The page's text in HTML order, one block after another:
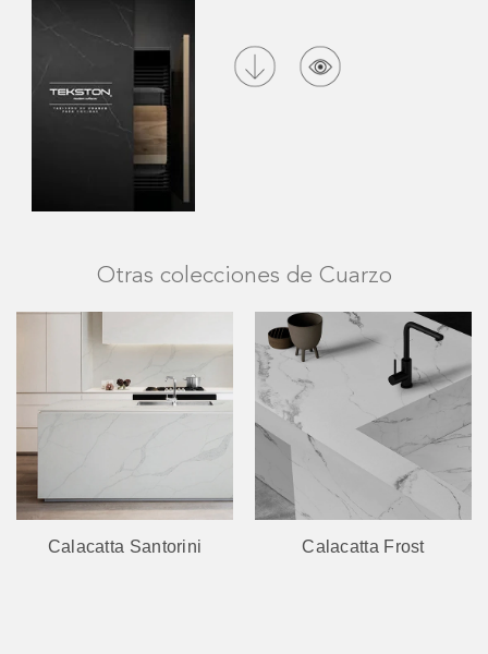
Otras colecciones de Cuarzo
Calacatta Santorini Calacatta Frost